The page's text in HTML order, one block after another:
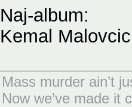
Naj-album:
Kemal
Mass murder ain’t
Now we’ve made it